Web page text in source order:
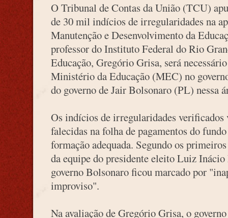
O Tribunal de Contas da União (TCU)
de 30 mil indícios de irregularidades na
Manutenção e Desenvolvimento da
professor do Instituto Federal do Rio
Educação, Gregório Grisa, será
Ministério da Educação (MEC) no
do governo de Jair Bolsonaro (PL) nessa
Os indícios de irregularidades verificados
falecidas na folha de pagamentos do
formação adequada. Segundo os
da equipe do presidente eleito Luiz
governo Bolsonaro ficou marcado por
improviso".
Na avaliação de Gregório Grisa, o